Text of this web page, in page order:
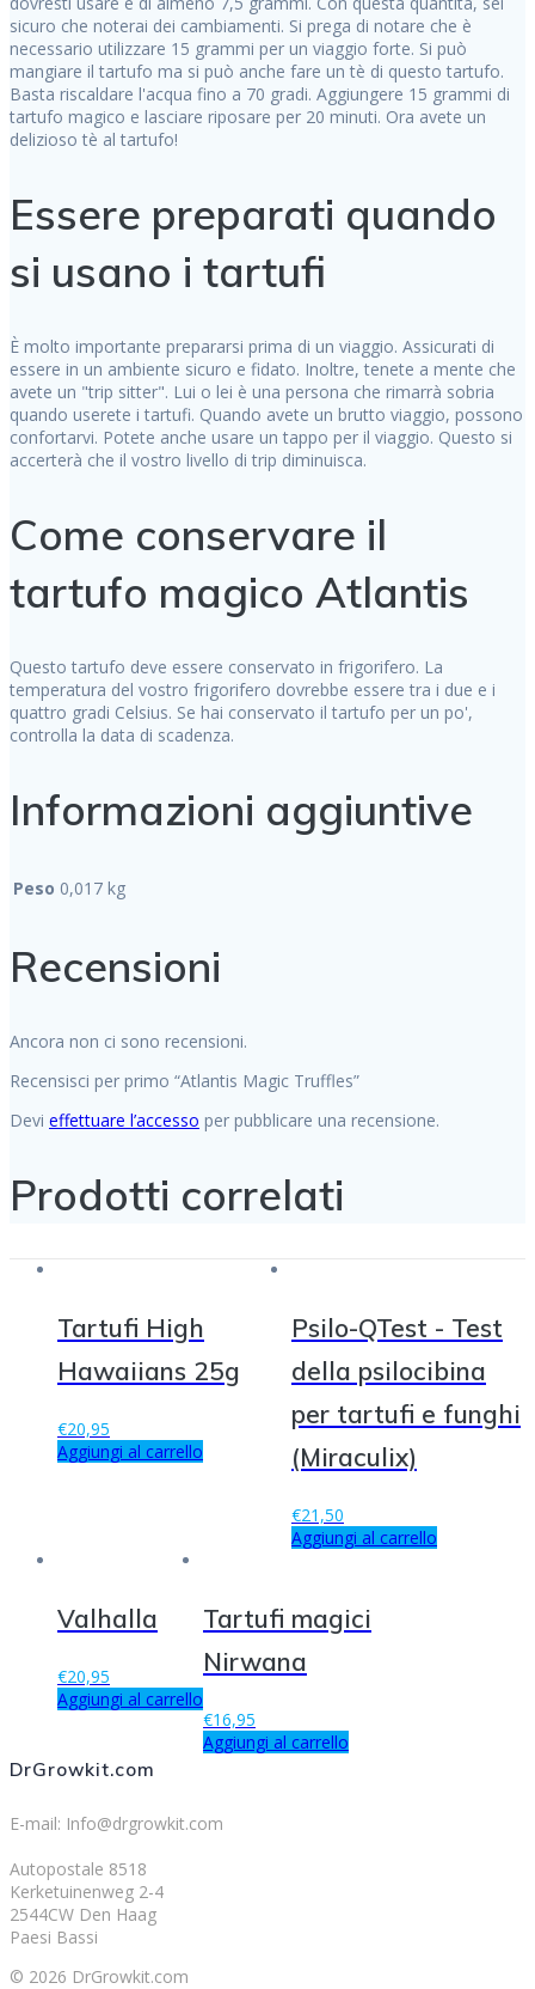
sicuro che noterai dei cambiamenti. Si prega di notare che è
necessario utilizzare 15 grammi per un viaggio forte. Si può
mangiare il tartufo ma si può anche fare un tè di questo tartufo.
Basta riscaldare l'acqua fino a 70 gradi. Aggiungere 15 grammi di
tartufo magico e lasciare riposare per 20 minuti. Ora avete un
delizioso tè al tartufo!
Essere preparati quando
si usano i tartufi
È molto importante prepararsi prima di un viaggio. Assicurati di
essere in un ambiente sicuro e fidato. Inoltre, tenete a mente che
avete un "trip sitter". Lui o lei è una persona che rimarrà sobria
quando userete i tartufi. Quando avete un brutto viaggio, possono
confortarvi. Potete anche usare un tappo per il viaggio. Questo si
accerterà che il vostro livello di trip diminuisca.
Come conservare il
tartufo magico Atlantis
Questo tartufo deve essere conservato in frigorifero. La
temperatura del vostro frigorifero dovrebbe essere tra i due e i
quattro gradi Celsius. Se hai conservato il tartufo per un po',
controlla la data di scadenza.
Informazioni aggiuntive
Peso 0,017 kg
Recensioni
Ancora non ci sono recensioni.
Recensisci per primo “Atlantis Magic Truffles”
Devi effettuare l’accesso per pubblicare una recensione.
Prodotti correlati
Tartufi High
Hawaiians 25g
€20,95
Aggiungi al carrello
Psilo-QTest - Test
della psilocibina
per tartufi e funghi
(Miraculix)
€21,50
Aggiungi al carrello
Valhalla
€20,95
Aggiungi al carrello
Tartufi magici
Nirwana
€16,95
Aggiungi al carrello
DrGrowkit.com
E-mail: Info@drgrowkit.com
Autopostale 8518
Kerketuinenweg 2-4
2544CW Den Haag
Paesi Bassi
© 2026 DrGrowkit.com